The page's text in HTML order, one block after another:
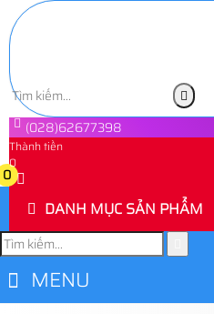
(028)62677398
Thành tiền
0
0
DANH MỤC SẢN PHẨM
MENU